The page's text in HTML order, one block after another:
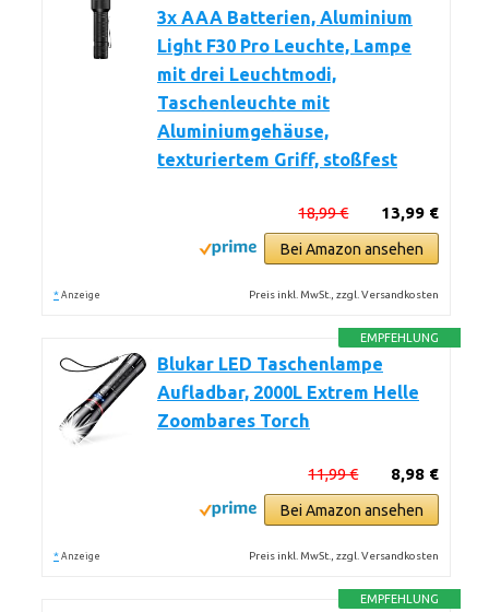
3x AAA Batterien, Aluminium
Light F30 Pro Leuchte, Lampe
mit drei Leuchtmodi,
Taschenleuchte mit
Aluminiumgehäuse,
texturiertem Griff, stoßfest
13,99 €
18,99 €
Bei Amazon ansehen
* Anzeige Preis inkl. MwSt., zzgl. Versandkosten
EMPFEHLUNG
Blukar LED Taschenlampe
Aufladbar, 2000L Extrem Helle
Zoombares Torch
8,98 €
11,99 €
Bei Amazon ansehen
* Anzeige Preis inkl. MwSt., zzgl. Versandkosten
EMPFEHLUNG